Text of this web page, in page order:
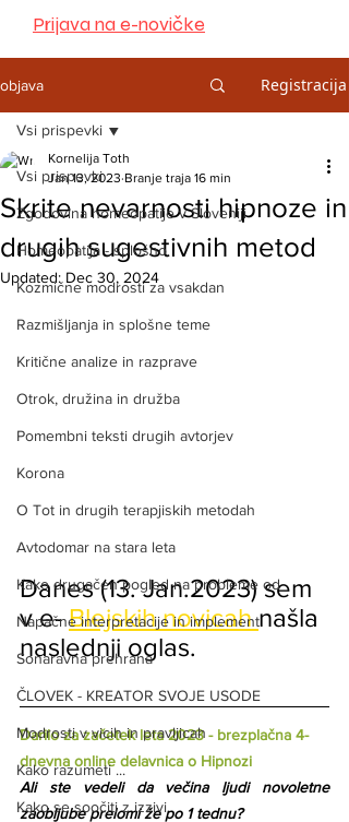
Prijava na e-novičke
objava Registracija
Vsi prispevki
Zgodovina homeopatije v Sloveniji
Homeopatija - splošno
Kozmične modrosti za vsakdan
Razmišljanja in splošne teme
Kritične analize in razprave
Otrok, družina in družba
Pomembni teksti drugih avtorjev
Korona
O Tot in drugih terapjiskih metodah
Avtodomar na stara leta
Kako drugačen pogled na probleme od
Napačne interpretacije in implement
Sonaravna prehrana
ČLOVEK - KREATOR SVOJE USODE
Modrosti v vicih in pravljicah
Kako razumeti ...
Kako se soočiti z izzivi
Vsi prispevki
Skrite nevarnosti hipnoze in
drugih sugestivnih metod
Kornelija Toth
Jan 13, 2023 Branje traja 16 min
Updated: Dec 30, 2024
Danes (13. Jan.2023) sem
v e- Blejskih novicah našla
naslednji oglas.
Darilo za začetek leta 2023 - brezplačna 4-
dnevna online delavnica o Hipnozi
Ali ste vedeli da večina ljudi novoletne
zaobljube prelomi že po 1 tednu?